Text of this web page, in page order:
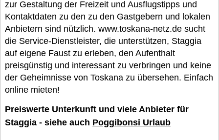
zur Gestaltung der Freizeit und Ausflugstipps und
Kontaktdaten zu den zu den Gastgebern und lokalen
Anbietern sind nützlich. www.toskana-netz.de sucht
die Service-Dienstleister, die unterstützen, Staggia
auf eigene Faust zu erleben, den Aufenthalt
preisgünstig und interessant zu verbringen und keine
der Geheimnisse von Toskana zu übersehen. Einfach
online mieten!
Preiswerte Unterkunft und viele Anbieter für
Staggia - siehe auch Poggibonsi Urlaub